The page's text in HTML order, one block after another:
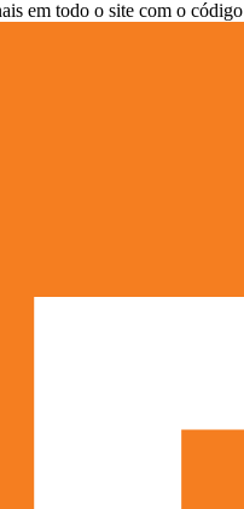
em todo o site com o código